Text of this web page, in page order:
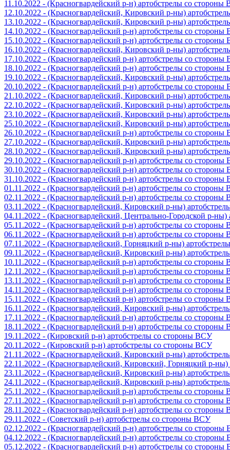
11.10.2022 - (Красногвардейский р-н) артобстрелы со стороны
12.10.2022 - (Красногвардейский, Кировский р-ны)
13.10.2022 - (Красногвардейский, Кировский р-ны)
14.10.2022 - (Красногвардейский р-н) артобстрелы со
15.10.2022 - (Красногвардейский р-н) артобстрелы со
16.10.2022 - (Красногвардейский, Кировский р-ны)
17.10.2022 - (Красногвардейский р-н) артобстрелы со
18.10.2022 - (Красногвардейский р-н) артобстрелы со
19.10.2022 - (Красногвардейский, Кировский р-ны)
20.10.2022 - (Красногвардейский р-н) артобстрелы со
21.10.2022 - (Красногвардейский, Кировский р-ны)
22.10.2022 - (Красногвардейский, Кировский р-ны)
23.10.2022 - (Красногвардейский, Кировский р-ны)
25.10.2022 - (Красногвардейский, Кировский р-ны)
26.10.2022 - (Красногвардейский р-н) артобстрелы со
27.10.2022 - (Красногвардейский, Кировский р-ны)
28.10.2022 - (Красногвардейский, Кировский р-ны)
29.10.2022 - (Красногвардейский р-н) артобстрелы со
30.10.2022 - (Красногвардейский р-н) артобстрелы со
31.10.2022 - (Красногвардейский р-н) артобстрелы со
01.11.2022 - (Красногвардейский р-н) артобстрелы со стороны
02.11.2022 - (Красногвардейский р-н) артобстрелы со стороны
03.11.2022 - (Красногвардейский, Кировский р-ны)
04.11.2022 - (Красногвардейский, Центрально-Городской р-
05.11.2022 - (Красногвардейский р-н) артобстрелы со стороны
06.11.2022 - (Красногвардейский р-н) артобстрелы со стороны
07.11.2022 - (Красногвардейский, Горняцкий р-ны)
09.11.2022 - (Красногвардейский, Кировский р-ны)
10.11.2022 - (Красногвардейский р-н) артобстрелы со стороны
12.11.2022 - (Красногвардейский р-н) артобстрелы со стороны
13.11.2022 - (Красногвардейский р-н) артобстрелы со стороны
14.11.2022 - (Красногвардейский р-н) артобстрелы со стороны
15.11.2022 - (Красногвардейский р-н) артобстрелы со стороны
16.11.2022 - (Красногвардейский, Кировский р-ны)
17.11.2022 - (Красногвардейский р-н) артобстрелы со стороны
18.11.2022 - (Красногвардейский р-н) артобстрелы со стороны
19.11.2022 - (Кировский р-н) артобстрелы со стороны ВСУ
20.11.2022 - (Кировский р-н) артобстрелы со стороны ВСУ
21.11.2022 - (Красногвардейский, Кировский р-ны)
22.11.2022 - (Красногвардейский, Кировский, Горняцкий р-
23.11.2022 - (Красногвардейский, Кировский р-ны)
24.11.2022 - (Красногвардейский, Кировский р-ны)
25.11.2022 - (Красногвардейский р-н) артобстрелы со стороны
27.11.2022 - (Красногвардейский р-н) артобстрелы со стороны
28.11.2022 - (Красногвардейский р-н) артобстрелы со стороны
29.11.2022 - (Советский р-н) артобстрелы со стороны ВСУ
02.12.2022 - (Красногвардейский р-н) артобстрелы со
04.12.2022 - (Красногвардейский р-н) артобстрелы со
05.12.2022 - (Красногвардейский р-н) артобстрелы со